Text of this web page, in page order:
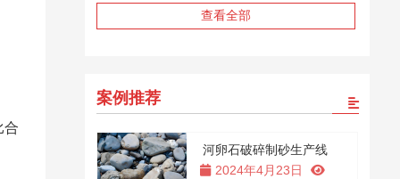
合
查看全部
案例推荐
河卵石破碎制砂生产线
2024年4月23日